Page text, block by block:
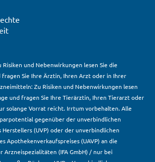
und Nebenwirkungen lesen Sie die
fragen Sie Ihre Ärztin, Ihren Arzt oder in Ihrer
Zu Risiken und Nebenwirkungen lesen
und fragen Sie Ihre Tierärztin, Ihren Tierarzt oder
solange Vorrat reicht. Irrtum vorbehalten. Alle
gegenüber der unverbindlichen
Herstellers (UVP) oder der unverbindlichen
Apothekenverkaufspreises (UAVP) an die
(IFA GmbH) / nur bei